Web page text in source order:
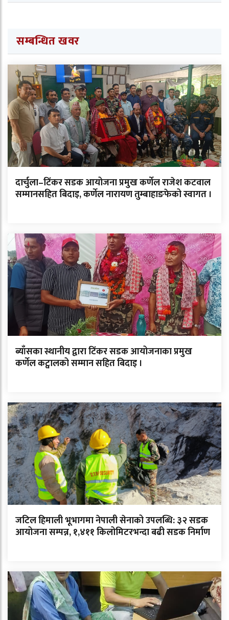
सम्बन्धित खवर
दार्चुला–टिंकर सडक आयोजना प्रमुख कर्णेल राजेश कटवाल
सम्मानसहित बिदाइ, कर्णेल नारायण तुम्बाहाङफेको स्वागत ।
ब्याँसका स्थानीय द्वारा टिंकर सडक आयोजनाका प्रमुख
कर्णेल कट्वालको सम्मान सहित बिदाइ ।
जटिल हिमाली भूभागमा नेपाली सेनाको उपलब्धि: ३२ सडक
आयोजना सम्पन्न, १,४११ किलोमिटरभन्दा बढी सडक निर्माण